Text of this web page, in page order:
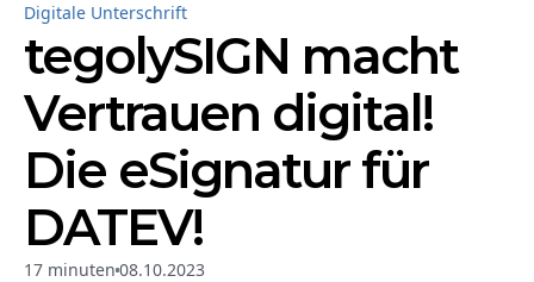
Digitale Unterschrift
tegolySIGN macht
Vertrauen digital!
Die eSignatur für
DATEV!
17 minuten 08.10.2023